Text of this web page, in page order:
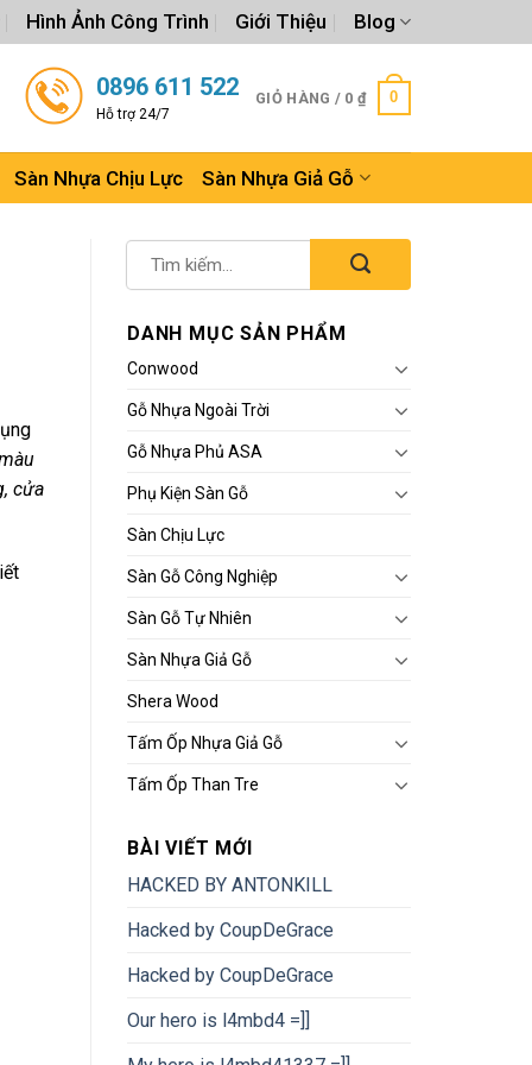
Hình Ảnh Công Trình Giới Thiệu Blog
0896 611 522
Hỗ trợ 24/7
GIỎ HÀNG / 0 ₫ 0
Sàn Nhựa Chịu Lực Sàn Nhựa Giả Gỗ
cửa
DANH MỤC SẢN PHẨM
Conwood
Gỗ Nhựa Ngoài Trời
Gỗ Nhựa Phủ ASA
Phụ Kiện Sàn Gỗ
Sàn Chịu Lực
Sàn Gỗ Công Nghiệp
Sàn Gỗ Tự Nhiên
Sàn Nhựa Giả Gỗ
Shera Wood
Tấm Ốp Nhựa Giả Gỗ
Tấm Ốp Than Tre
BÀI VIẾT MỚI
HACKED BY ANTONKILL
Hacked by CoupDeGrace
Hacked by CoupDeGrace
Our hero is l4mbd4 =]]